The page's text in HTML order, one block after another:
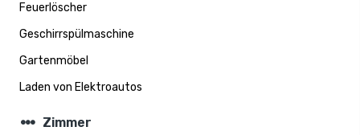
Feuerlöscher
Geschirrspülmaschine
Gartenmöbel
Laden von Elektroautos
steppers Zimmer